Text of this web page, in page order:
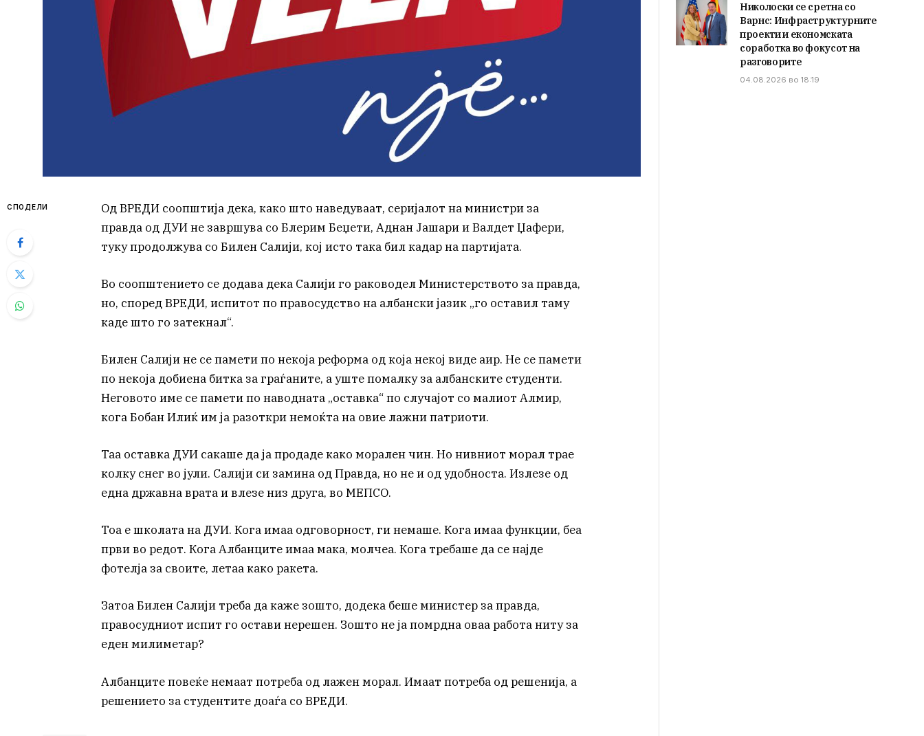
СПОДЕЛИ
Од ВРЕДИ соопштија дека, како што наведуваат, серијалот на министри за
правда од ДУИ не завршува со Блерим Беџети, Аднан Јашари и Валдет Џафери,
туку продолжува со Билен Салији, кој исто така бил кадар на партијата.
Во соопштението се додава дека Салији го раководел Министерството за правда,
но, според ВРЕДИ, испитот по правосудство на албански јазик „го оставил таму
каде што го затекнал“.
Билен Салији не се памети по некоја реформа од која некој виде аир. Не се памети
по некоја добиена битка за граѓаните, а уште помалку за албанските студенти.
Неговото име се памети по наводната „оставка“ по случајот со малиот Алмир,
кога Бобан Илиќ им ја разоткри немоќта на овие лажни патриоти.
Таа оставка ДУИ сакаше да ја продаде како морален чин. Но нивниот морал трае
колку снег во јули. Салији си замина од Правда, но не и од удобноста. Излезе од
една државна врата и влезе низ друга, во МЕПСО.
Тоа е школата на ДУИ. Кога имаа одговорност, ги немаше. Кога имаа функции, беа
први во редот. Кога Албанците имаа мака, молчеа. Кога требаше да се најде
фотелја за своите, летаа како ракета.
Затоа Билен Салији треба да каже зошто, додека беше министер за правда,
правосудниот испит го остави нерешен. Зошто не ја помрдна оваа работа ниту за
еден милиметар?
Албанците повеќе немаат потреба од лажен морал. Имаат потреба од решенија, а
решението за студентите доаѓа со ВРЕДИ.
Николоски се сретна со
Варнс: Инфраструктурните
проекти и економската
соработка во фокусот на
разговорите
04.08.2026 во 18:19